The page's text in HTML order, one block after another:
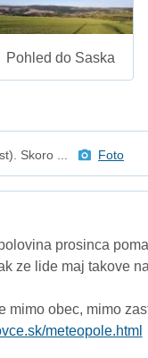
Pohled do Saska
Skoro ... Foto
prosinca
ze lide maj takove
mimo obec, mimo
meteopole.html